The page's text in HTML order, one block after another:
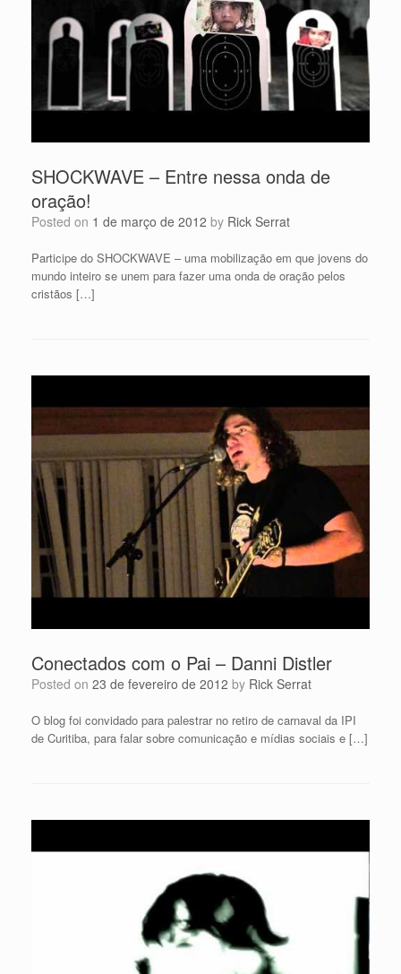
SHOCKWAVE – Entre nessa onda de
oração!
Posted on 1 de março de 2012 by Rick Serrat
Participe do SHOCKWAVE – uma mobilização em que jovens do
mundo inteiro se unem para fazer uma onda de oração pelos
cristãos […]
Conectados com o Pai – Danni Distler
Posted on 23 de fevereiro de 2012 by Rick Serrat
O blog foi convidado para palestrar no retiro de carnaval da IPI
de Curitiba, para falar sobre comunicação e mídias sociais e […]